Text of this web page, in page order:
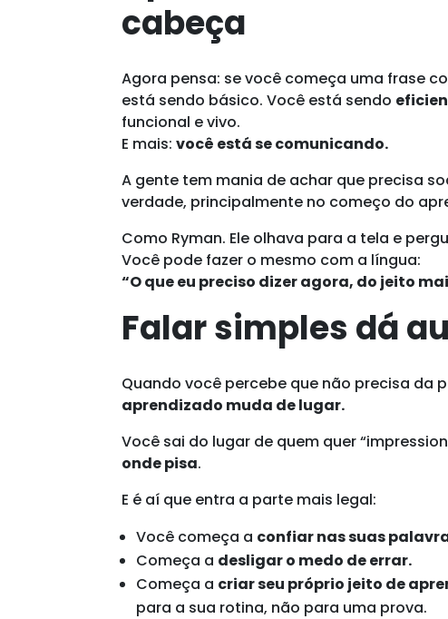
cabeça
Agora pensa: se você começa uma frase
está sendo básico. Você está sendo
funcional e vivo.
E mais:você está se comunicando.
A gente tem mania de achar que precisa
verdade, principalmente no começo do
Como Ryman. Ele olhava para a tela e
Você pode fazer o mesmo com a língua:
“O que eu preciso dizer agora, do jeito
Falar simples dá
Quando você percebe que não precisa da
aprendizado muda de lugar.
Você sai do lugar de quem quer
onde pisa.
E é aí que entra a parte mais legal:
Você começa a confiar nas suas
Começa a desligar o medo de errar.
Começa a criar seu próprio jeito de
para a sua rotina, não para uma prova.